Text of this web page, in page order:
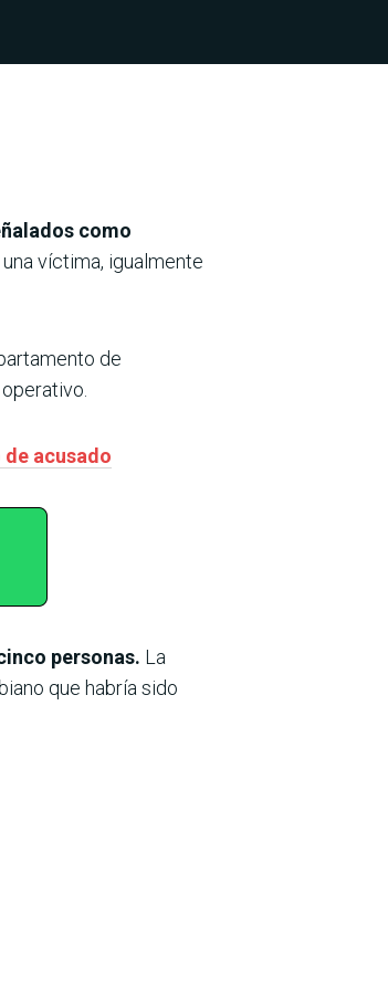
como
una víctima, igualmente
de
acusado
personas. La
que habría sido